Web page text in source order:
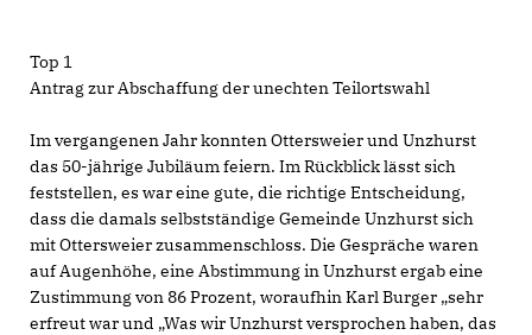
Top 1
Antrag zur Abschaffung der unechten Teilortswahl
Im vergangenen Jahr konnten Ottersweier und Unzhurst
das 50-jährige Jubiläum feiern. Im Rückblick lässt sich
feststellen, es war eine gute, die richtige Entscheidung,
dass die damals selbstständige Gemeinde Unzhurst sich
mit Ottersweier zusammenschloss. Die Gespräche waren
auf Augenhöhe, eine Abstimmung in Unzhurst ergab eine
Zustimmung von 86 Prozent, woraufhin Karl Burger „sehr
erfreut war und „Was wir Unzhurst versprochen haben, das